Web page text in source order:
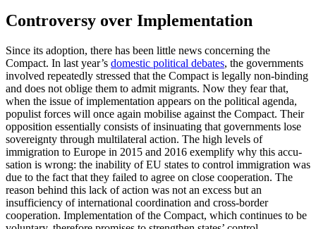
Controversy over Implementation
Since its adoption, there has been little news concerning the
Compact. In last year’s do­mestic political debates, the governments
involved repeatedly stressed that the Com­pact is legally non-binding
and does not oblige them to admit migrants. Now they fear that,
when the issue of implementation appears on the political agenda,
popu­list forces will once again mobilise against the Compact. Their
opposition essentially consists of insinuating that governments lose
sovereignty through multilateral action. The high levels of
immigration to Europe in 2015 and 2016 exemplify why this accu­
sa­tion is wrong: the inability of EU states to control immigration was
due to the fact that they failed to agree on close coopera­tion. The
reason behind this lack of action was not an excess but an
insufficiency of international coordination and cross-border
cooperation. Implementation of the Com­pact, which continues to be